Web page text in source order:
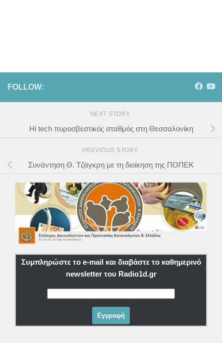
FOLLOW:
NEXT STORY
Hi tech πυροσβεστικός σταθμός στη Θεσσαλονίκη
PREVIOUS STORY
Συνάντηση Θ. Τζάγκρη με τη διοίκηση της ΠΟΠΕΚ
Συμπληρώστε το e-mail και διαβάστε το καθημερινό
newsletter του Radio1d.gr